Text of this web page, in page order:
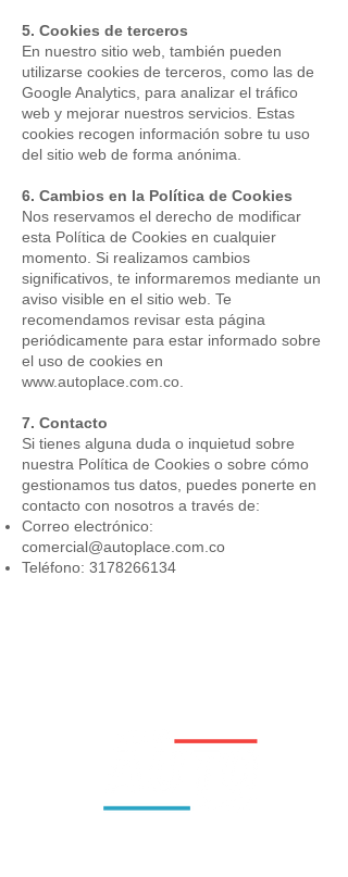
5. Cookies de terceros
En nuestro sitio web, también pueden
utilizarse cookies de terceros, como las de
Google Analytics, para analizar el tráfico
web y mejorar nuestros servicios. Estas
cookies recogen información sobre tu uso
del sitio web de forma anónima.
6. Cambios en la Política de Cookies
Nos reservamos el derecho de modificar
esta Política de Cookies en cualquier
momento. Si realizamos cambios
significativos, te informaremos mediante un
aviso visible en el sitio web. Te
recomendamos revisar esta página
periódicamente para estar informado sobre
el uso de cookies en
www.autoplace.com.co
7. Contacto
Si tienes alguna duda o inquietud sobre
nuestra Política de Cookies o sobre cómo
gestionamos tus datos, puedes ponerte en
contacto con nosotros a través de:
Correo electrónico:
comercial@autoplace.com.co
Teléfono: 3178266134